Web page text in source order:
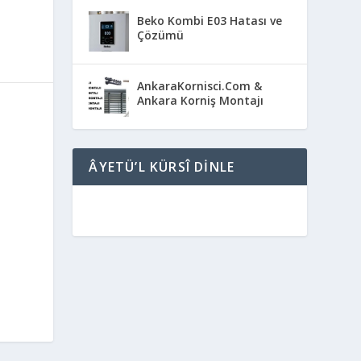
Beko Kombi E03 Hatası ve
Çözümü
AnkaraKornisci.Com &
Ankara Korniş Montajı
ÂYETÜ’L KÜRSÎ DINLE